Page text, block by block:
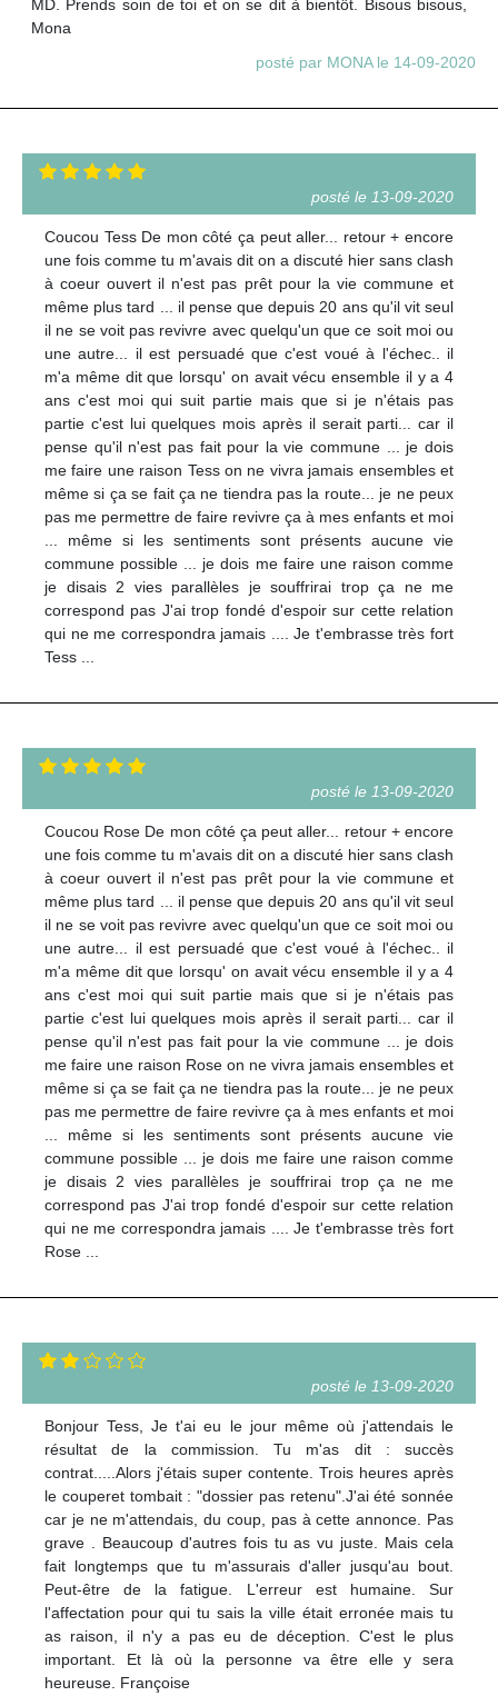
MD. Prends soin de toi et on se dit à bientôt. Bisous bisous,
Mona
posté par MONA le 14-09-2020
posté le 13-09-2020
Coucou Tess De mon côté ça peut aller... retour + encore
une fois comme tu m'avais dit on a discuté hier sans clash
à coeur ouvert il n'est pas prêt pour la vie commune et
même plus tard ... il pense que depuis 20 ans qu'il vit seul
il ne se voit pas revivre avec quelqu'un que ce soit moi ou
une autre... il est persuadé que c'est voué à l'échec.. il
m'a même dit que lorsqu' on avait vécu ensemble il y a 4
ans c'est moi qui suit partie mais que si je n'étais pas
partie c'est lui quelques mois après il serait parti... car il
pense qu'il n'est pas fait pour la vie commune ... je dois
me faire une raison Tess on ne vivra jamais ensembles et
même si ça se fait ça ne tiendra pas la route... je ne peux
pas me permettre de faire revivre ça à mes enfants et moi
... même si les sentiments sont présents aucune vie
commune possible ... je dois me faire une raison comme
je disais 2 vies parallèles je souffrirai trop ça ne me
correspond pas J'ai trop fondé d'espoir sur cette relation
qui ne me correspondra jamais .... Je t'embrasse très fort
Tess ...
posté le 13-09-2020
Coucou Rose De mon côté ça peut aller... retour + encore
une fois comme tu m'avais dit on a discuté hier sans clash
à coeur ouvert il n'est pas prêt pour la vie commune et
même plus tard ... il pense que depuis 20 ans qu'il vit seul
il ne se voit pas revivre avec quelqu'un que ce soit moi ou
une autre... il est persuadé que c'est voué à l'échec.. il
m'a même dit que lorsqu' on avait vécu ensemble il y a 4
ans c'est moi qui suit partie mais que si je n'étais pas
partie c'est lui quelques mois après il serait parti... car il
pense qu'il n'est pas fait pour la vie commune ... je dois
me faire une raison Rose on ne vivra jamais ensembles et
même si ça se fait ça ne tiendra pas la route... je ne peux
pas me permettre de faire revivre ça à mes enfants et moi
... même si les sentiments sont présents aucune vie
commune possible ... je dois me faire une raison comme
je disais 2 vies parallèles je souffrirai trop ça ne me
correspond pas J'ai trop fondé d'espoir sur cette relation
qui ne me correspondra jamais .... Je t'embrasse très fort
Rose ...
posté le 13-09-2020
Bonjour Tess, Je t'ai eu le jour même où j'attendais le
résultat de la commission. Tu m'as dit : succès
contrat.....Alors j'étais super contente. Trois heures après
le couperet tombait : "dossier pas retenu".J'ai été sonnée
car je ne m'attendais, du coup, pas à cette annonce. Pas
grave . Beaucoup d'autres fois tu as vu juste. Mais cela
fait longtemps que tu m'assurais d'aller jusqu'au bout.
Peut-être de la fatigue. L'erreur est humaine. Sur
l'affectation pour qui tu sais la ville était erronée mais tu
as raison, il n'y a pas eu de déception. C'est le plus
important. Et là où la personne va être elle y sera
heureuse. Françoise